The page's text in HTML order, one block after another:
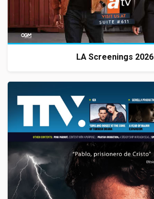
LA Screenings 2026